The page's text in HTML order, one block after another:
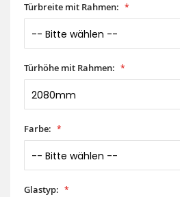
Türbreite mit Rahmen:
Türhöhe mit Rahmen:
Farbe:
Glastyp: